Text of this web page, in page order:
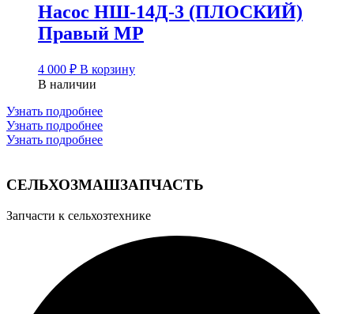
Насос НШ-14Д-3 (ПЛОСКИЙ)
Правый МР
4 000 ₽ В корзину
В наличии
Узнать подробнее
Узнать подробнее
Узнать подробнее
СЕЛЬХОЗМАШЗАПЧАСТЬ
Запчасти к сельхозтехнике